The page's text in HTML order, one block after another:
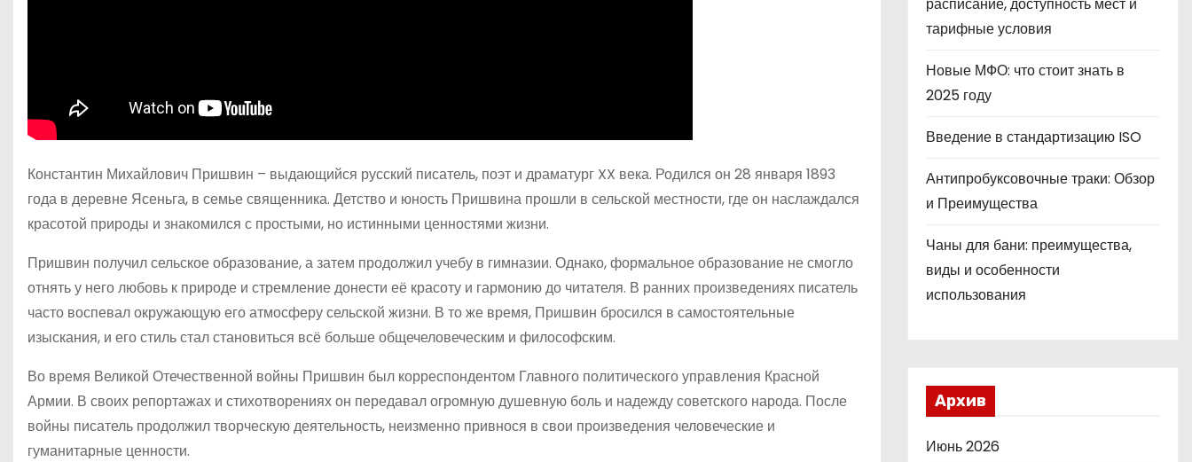
Константин Михайлович Пришвин – выдающийся русский писатель, поэт и драматург XX века. Родился он 28 января 1893
года в деревне Ясеньга, в семье священника. Детство и юность Пришвина прошли в сельской местности, где он наслаждался
красотой природы и знакомился с простыми, но истинными ценностями жизни.
Пришвин получил сельское образование, а затем продолжил учебу в гимназии. Однако, формальное образование не смогло
отнять у него любовь к природе и стремление донести её красоту и гармонию до читателя. В ранних произведениях писатель
часто воспевал окружающую его атмосферу сельской жизни. В то же время, Пришвин бросился в самостоятельные
изыскания, и его стиль стал становиться всё больше общечеловеческим и философским.
Во время Великой Отечественной войны Пришвин был корреспондентом Главного политического управления Красной
Армии. В своих репортажах и стихотворениях он передавал огромную душевную боль и надежду советского народа. После
войны писатель продолжил творческую деятельность, неизменно привнося в свои произведения человеческие и
гуманитарные ценности.
тарифные условия
Новые МФО: что стоит знать в
2025 году
Введение в стандартизацию ISO
Антипробуксовочные траки: Обзор
и Преимущества
Чаны для бани: преимущества,
виды и особенности
использования
Архив
Июнь 2026